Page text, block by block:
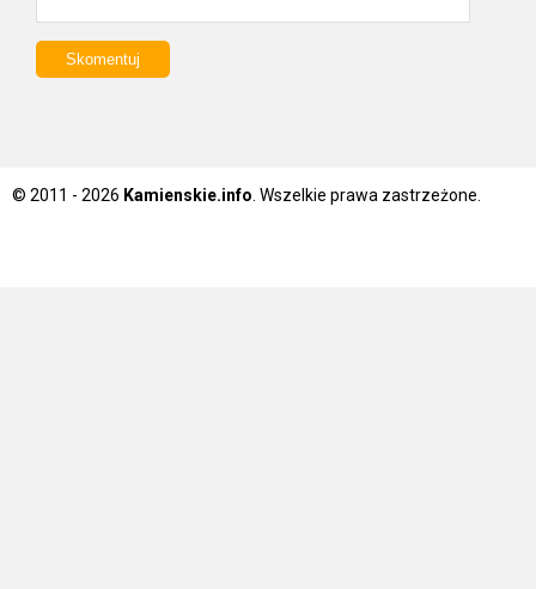
© 2011 - 2026 Kamienskie.info . Wszelkie prawa zastrzeżone.